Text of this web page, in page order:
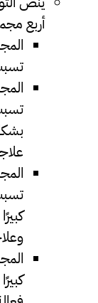
أربع